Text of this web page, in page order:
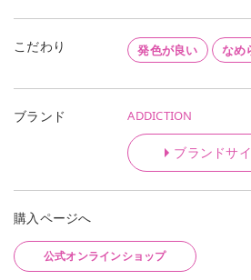
こだわり 発色が良い なめ
ブランド ADDICTION
ブランドサ
購入ページへ
公式オンラインショップ